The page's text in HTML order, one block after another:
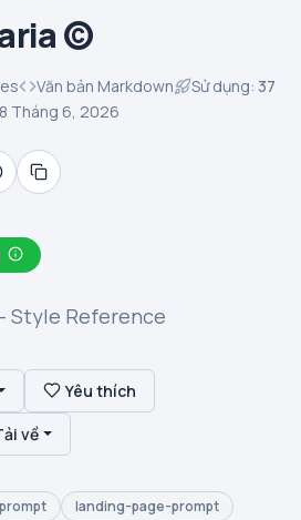
©
Văn bản Markdown Sử dụng: 37
Tháng 6, 2026
Style Reference
Yêu thích
về
landing-page-prompt